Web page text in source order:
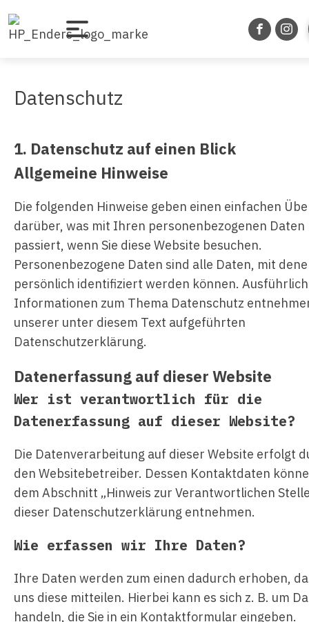
Datenschutz
1. Datenschutz auf einen Blick
Allgemeine Hinweise
Die folgenden Hinweise geben einen einfachen
darüber, was mit Ihren personenbezogenen Daten
passiert, wenn Sie diese Website besuchen.
Personenbezogene Daten sind alle Daten, mit
persönlich identifiziert werden können.
Informationen zum Thema Datenschutz
unserer unter diesem Text aufgeführten
Datenschutzerklärung.
Datenerfassung auf dieser Website
Wer ist verantwortlich für die
Datenerfassung auf dieser Website?
Die Datenverarbeitung auf dieser Website erfolgt
den Websitebetreiber. Dessen Kontaktdaten
dem Abschnitt „Hinweis zur Verantwortlichen
dieser Datenschutzerklärung entnehmen.
Wie erfassen wir Ihre Daten?
Ihre Daten werden zum einen dadurch erhoben,
uns diese mitteilen. Hierbei kann es sich z. B. um
handeln, die Sie in ein Kontaktformular eingeben.